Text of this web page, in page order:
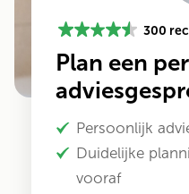
300
Plan een
Persoonlijk
Duidelijke
vooraf